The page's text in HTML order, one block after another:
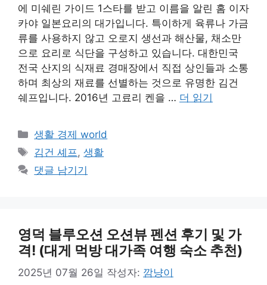
에 미쉐린 가이드 1스타를 받고 이름을 알린 홈 이자
카야 일본요리의 대가입니다. 특이하게 육류나 가금
류를 사용하지 않고 오로지 생선과 해산물, 채소만
으로 요리로 식단을 구성하고 있습니다. 대한민국
전국 산지의 식재료 경매장에서 직접 상인들과 소통
하며 최상의 재료를 선별하는 것으로 유명한 김건
쉐프입니다. 2016년 고료리 켄을 … 더 읽기
카
테
고
리
생활 경제 world
태
그
김건 셰프 ,생활
댓글 남기기
영덕 블루오션 오션뷰 펜션 후기 및 가
격! (대게 먹방 대가족 여행 숙소 추천)
2025년 07월 26일 작성자: 깜냥이